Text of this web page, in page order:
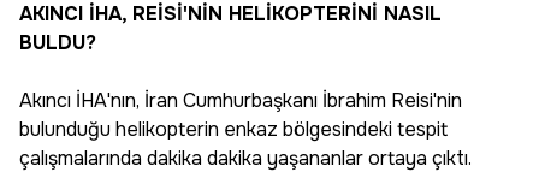
AKINCI İHA, REİSİ'NİN HELİKOPTERİNİ NASIL
BULDU?
Akıncı İHA'nın, İran Cumhurbaşkanı İbrahim Reisi'nin
bulunduğu helikopterin enkaz bölgesindeki tespit
çalışmalarında dakika dakika yaşananlar ortaya çıktı.